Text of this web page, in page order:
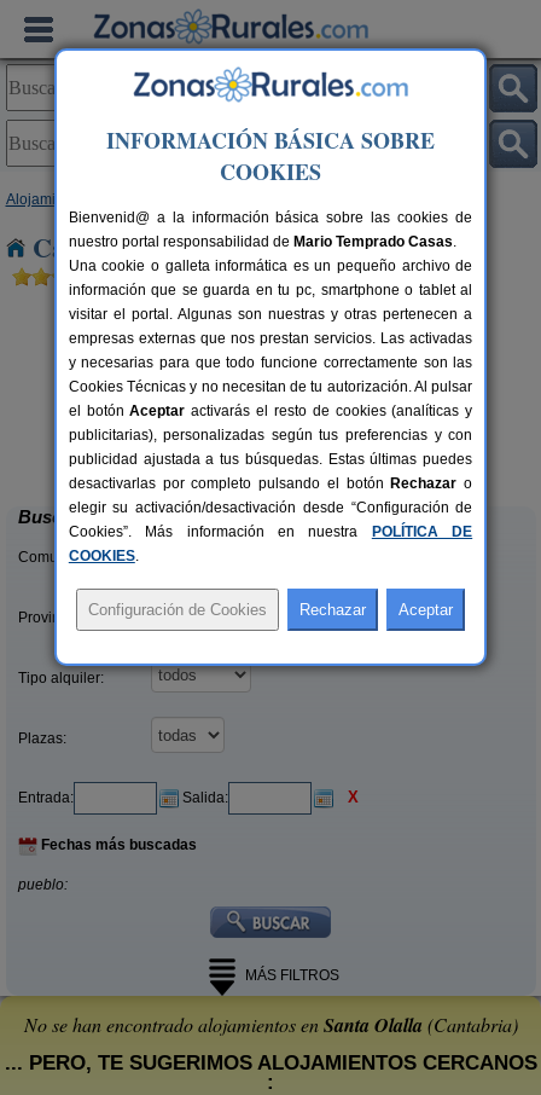
Alojamientos
Casas Rurales cerca de Santa Olalla
33+1 pers.
desde24 €
Casa Rural Campoo
Naveda (Cantabria)
Buscar
Comunidades:
Provincias/Islas:
Tipo alquiler:
Plazas:
Entrada: Salida: X
Fechas más buscadas
pueblo:
MÁS FILTROS
No se han encontrado alojamientos enSanta Olalla (Cantabria)
... PERO, TE SUGERIMOS ALOJAMIENTOS CERCANOS
:
INFORMACIÓN BÁSICA SOBRE
COOKIES
Bienvenid@ a la información básica sobre las cookies de
nuestro portal responsabilidad de Mario Temprado Casas.
Una cookie o galleta informática es un pequeño archivo de
información que se guarda en tu pc, smartphone o tablet al
visitar el portal. Algunas son nuestras y otras pertenecen a
empresas externas que nos prestan servicios. Las activadas
y necesarias para que todo funcione correctamente son las
Cookies Técnicas y no necesitan de tu autorización. Al pulsar
el botónAceptar activarás el resto de cookies (analíticas y
publicitarias), personalizadas según tus preferencias y con
publicidad ajustada a tus búsquedas. Estas últimas puedes
desactivarlas por completo pulsando el botón Rechazar o
elegir su activación/desactivación desde “Configuración de
Cookies”. Más información en nuestra
POLÍTICA DE
COOKIES.